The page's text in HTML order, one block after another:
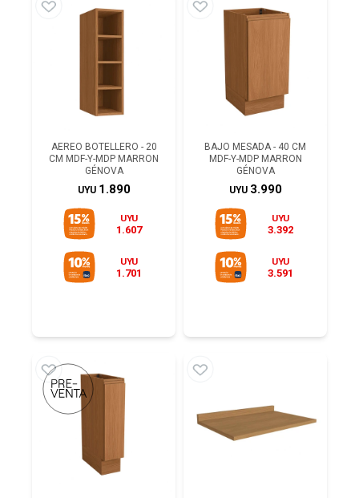
AEREO BOTELLERO - 20
CM MDF-Y-MDP MARRON
GÉNOVA
UYU 1.890
UYU
1.607
UYU
1.701
BAJO MESADA - 40 CM
MDF-Y-MDP MARRON
GÉNOVA
UYU 3.990
UYU
3.392
UYU
3.591